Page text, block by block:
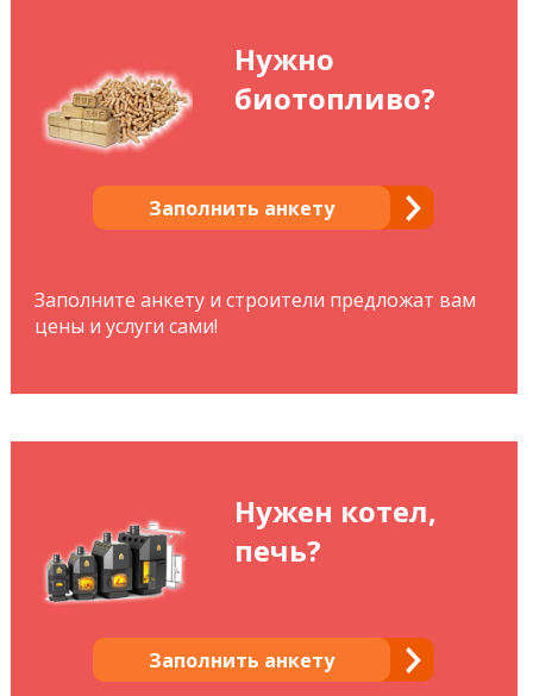
Нужно
биотопливо?
Заполнить анкету
Заполните анкету и строители предложат вам
цены и услуги сами!
Нужен котел,
печь?
Заполнить анкету